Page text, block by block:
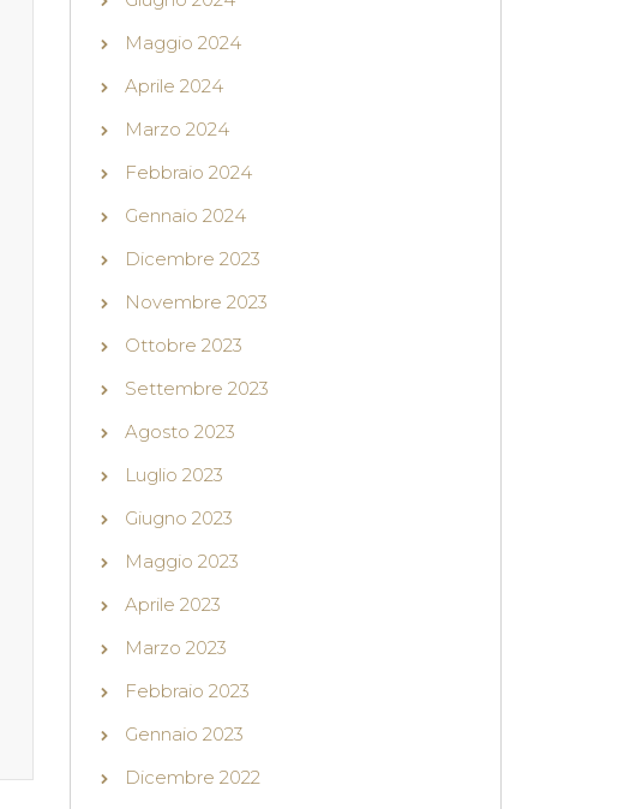
Maggio 2024
Aprile 2024
Marzo 2024
Febbraio 2024
Gennaio 2024
Dicembre 2023
Novembre 2023
Ottobre 2023
Settembre 2023
Agosto 2023
Luglio 2023
Giugno 2023
Maggio 2023
Aprile 2023
Marzo 2023
Febbraio 2023
Gennaio 2023
Dicembre 2022